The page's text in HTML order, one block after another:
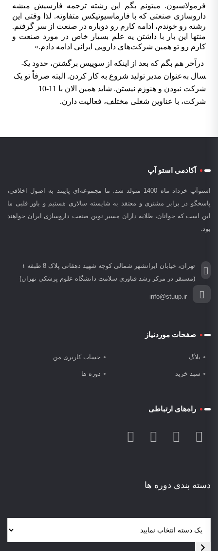
فرمولاسیون. می­تونم بگم این رشته ترجمه فارسیش می­شه
داروسازی صنعتی که با فارماسیوتیکس متفاوته. لذا وقتی این
رشته رو خوندم، ادامه کارم رو دوباره در صنعت از سر گرفتم.
منتها این بار با داشتن یه علم بسیار خاص در مورد صنعت و
کارم رو تو همین شرکت­‌های دارویی ایرانی ادامه دادم.«
درآخر هم بگم که بعد از این­که از سوییس برگشتن، حدود یک­
سال به‌­عنوان مدیر تولید شروع به کار کردن. البته صرفاً تو یک
شرکت نبودن و هنوزم نیستن. شاید همین الان با 11-10
شرکت، با عناوین شغلی مختلف، فعالیت دارن.
آکادمی استو آپ
استوآپ خرداد ماه 1400 متولد شد. ما مجموعه‌ای پایبند به اصول اخلاقی،
پاسخگو در برابر مشتری و معتقد به شایسته سالاری هستیم و باور قلبی ما
این است که جوانان، طلایه داران مسیر نوین صنعت داروسازی ایران خواهند
بود.
تهران، خیابان ایرانشهر شمالی کوچه شهید دهقانی پلاک 8 طبقه ۱
(مستقر در مرکز رشد فناوری سلامت دانشگاه علوم پزشکی تهران)
info@stuup.ir
صفحات موردنیاز
بلاگ حساب کاربری من
سبد خرید دوره ها
راه‌های ارتباطی
دسته بندی دوره ها